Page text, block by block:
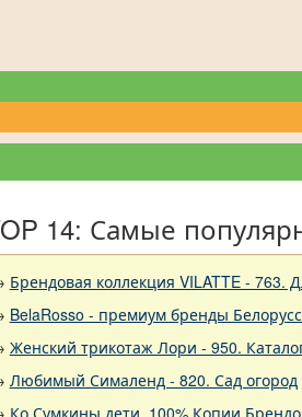
14: Самые
Брендовая коллекция VILATTE - 763.
BelaRosso - премиум бренды
Женский трикотаж Лори - 950.
Любимый Сималенд - 820. Сад огород
Ко Сумкины дети. 100% Копии